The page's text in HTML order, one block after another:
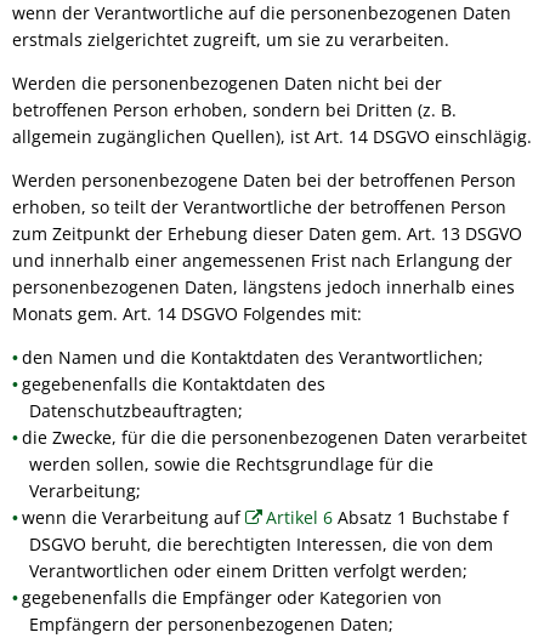
wenn der Verantwortliche auf die personenbezogenen Daten
erstmals zielgerichtet zugreift, um sie zu verarbeiten.
Werden die personenbezogenen Daten nicht bei der
betroffenen Person erhoben, sondern bei Dritten (z. B.
allgemein zugänglichen Quellen), ist Art. 14 DSGVO einschlägig.
Werden personenbezogene Daten bei der betroffenen Person
erhoben, so teilt der Verantwortliche der betroffenen Person
zum Zeitpunkt der Erhebung dieser Daten gem. Art. 13 DSGVO
und innerhalb einer angemessenen Frist nach Erlangung der
personenbezogenen Daten, längstens jedoch innerhalb eines
Monats gem. Art. 14 DSGVO Folgendes mit:
den Namen und die Kontaktdaten des Verantwortlichen;
gegebenenfalls die Kontaktdaten des
Datenschutzbeauftragten;
die Zwecke, für die die personenbezogenen Daten verarbeitet
werden sollen, sowie die Rechtsgrundlage für die
Verarbeitung;
wenn die Verarbeitung auf
Artikel 6 Absatz 1 Buchstabe f
DSGVO beruht, die berechtigten Interessen, die von dem
Verantwortlichen oder einem Dritten verfolgt werden;
gegebenenfalls die Empfänger oder Kategorien von
Empfängern der personenbezogenen Daten;